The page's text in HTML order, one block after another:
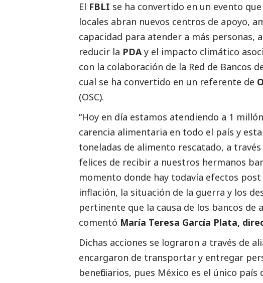
El FBLI se ha convertido en un evento
locales abran nuevos centros de apoyo,
capacidad para atender a más personas,
reducir la PDAy el impacto climático
con la colaboración de la Red de Bancos
cual se ha convertido en un referente de
(OSC).
“Hoy en día estamos atendiendo a 1
carencia alimentaria en todo el país y
toneladas de alimento rescatado, a
felices de recibir a nuestros hermanos
momento donde hay todavía efectos
inflación, la situación de la guerra y los
pertinente que la causa de los bancos de
comentó María Teresa García Plata,
Dichas acciones se lograron a través de
encargaron de transportar y entregar
beneficiarios, pues México es el único